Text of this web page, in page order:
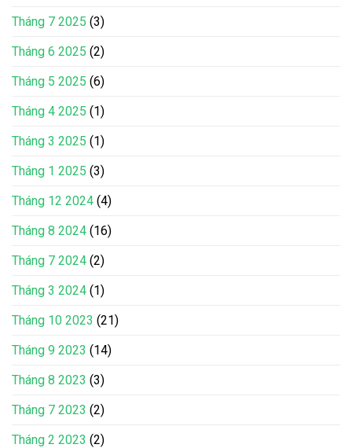
Tháng 7 2025 (3)
Tháng 6 2025 (2)
Tháng 5 2025 (6)
Tháng 4 2025 (1)
Tháng 3 2025 (1)
Tháng 1 2025 (3)
Tháng 12 2024 (4)
Tháng 8 2024 (16)
Tháng 7 2024 (2)
Tháng 3 2024 (1)
Tháng 10 2023 (21)
Tháng 9 2023 (14)
Tháng 8 2023 (3)
Tháng 7 2023 (2)
Tháng 2 2023 (2)